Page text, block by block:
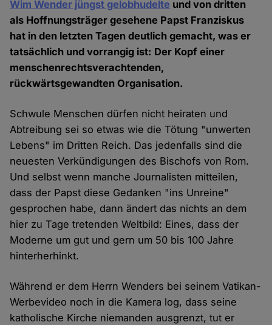
Wim Wender jüngst gelobhudelte und von dritten
als Hoffnungsträger gesehene Papst Franziskus
hat in den letzten Tagen deutlich gemacht, was er
tatsächlich und vorrangig ist: Der Kopf einer
menschenrechtsverachtenden,
rückwärtsgewandten Organisation.
Schwule Menschen dürfen nicht heiraten und
Abtreibung sei so etwas wie die Tötung "unwerten
Lebens" im Dritten Reich. Das jedenfalls sind die
neuesten Verkündigungen des Bischofs von Rom.
Und selbst wenn manche Journalisten mitteilen,
dass der Papst diese Gedanken "ins Unreine"
gesprochen habe, dann ändert das nichts an dem
hier zu Tage tretenden Weltbild: Eines, dass der
Moderne um gut und gern um 50 bis 100 Jahre
hinterherhinkt.
Während er dem Herrn Wenders bei seinem Vatikan-
Werbevideo noch in die Kamera log, dass seine
katholische Kirche niemanden ausgrenzt, tut er